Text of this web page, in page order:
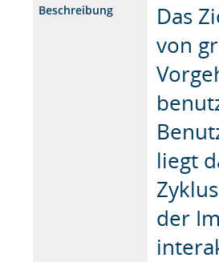
Beschreibung
Das
von
liegt
der